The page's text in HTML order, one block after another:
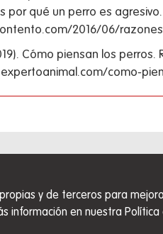
y de terceros para
información en nuestra Política
por qué un perro es
2016/06/
Cómo piensan los
como-